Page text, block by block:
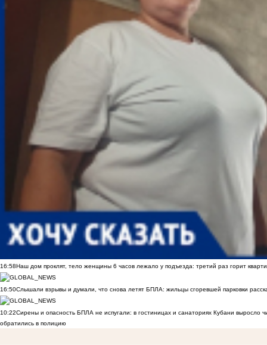
16:58Наш дом проклят, тело женщины 6 часов лежало у подъезда: третий раз горит
16:50Слышали взрывы и думали, что снова летят БПЛА: жильцы сгоревшей парковки
10:22Сирены и опасность БПЛА не испугали: в гостиницах и санаториях Кубани выросло
обратились в полицию